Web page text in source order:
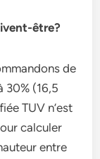
être?
de
30% (16,5
TUV n’est
calculer
entre